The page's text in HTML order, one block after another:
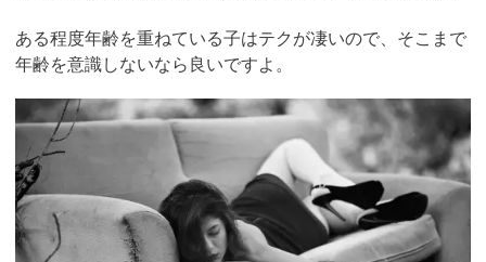
ある程度年齢を重ねている子はテクが凄いので、そこまで
年齢を意識しないなら良いですよ。